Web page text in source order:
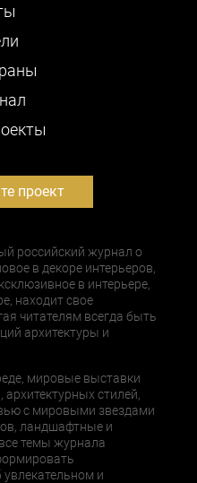
проект
российский журнал о
в декоре интерьеров,
в интерьере,
находит свое
читателям всегда быть
архитектуры и
мировые выставки
стилей,
с мировыми звездами
ландшафтные и
темы журнала
увлекательном и